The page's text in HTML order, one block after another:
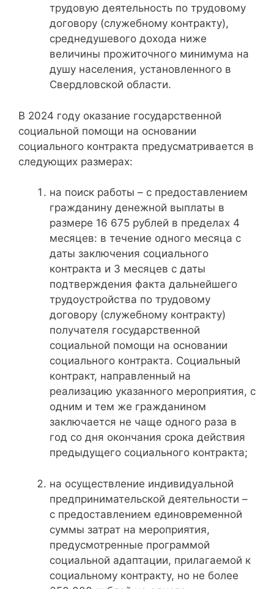
трудовую деятельность по трудовому
договору (служебному контракту),
среднедушевого дохода ниже
величины прожиточного минимума на
душу населения, установленного в
Свердловской области.
В 2024 году оказание государственной
социальной помощи на основании
социального контракта предусматривается в
следующих размерах:
на поиск работы – с предоставлением
гражданину денежной выплаты в
размере 16 675 рублей в пределах 4
месяцев: в течение одного месяца с
даты заключения социального
контракта и 3 месяцев с даты
подтверждения факта дальнейшего
трудоустройства по трудовому
договору (служебному контракту)
получателя государственной
социальной помощи на основании
социального контракта. Социальный
контракт, направленный на
реализацию указанного мероприятия, с
одним и тем же гражданином
заключается не чаще одного раза в
год со дня окончания срока действия
предыдущего социального контракта;
на осуществление индивидуальной
предпринимательской деятельности –
с предоставлением единовременной
суммы затрат на мероприятия,
предусмотренные программой
социальной адаптации, прилагаемой к
социальному контракту, но не более